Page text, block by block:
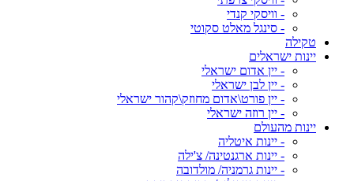
- וויסקי קנדי
- סינגל מאלט סקוטי
טקילה
יינות ישראלים
- יין אדום ישראלי
- יין לבן ישראלי
- יין פורט\אדום מחוזק\קהור ישראלי
- יין רוזה ישראלי
יינות מהעולם
- יינות איטליה
- יינות ארגנטינה/ צ'ילה
- יינות גרמניה/ מולדובה